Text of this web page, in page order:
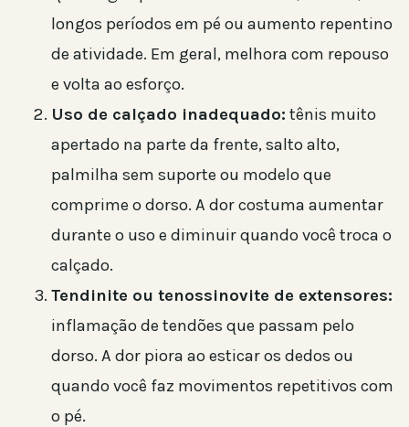
longos períodos em pé ou aumento repentino
de atividade. Em geral, melhora com repouso
e volta ao esforço.
Uso de calçado inadequado: tênis muito
apertado na parte da frente, salto alto,
palmilha sem suporte ou modelo que
comprime o dorso. A dor costuma aumentar
durante o uso e diminuir quando você troca o
calçado.
Tendinite ou tenossinovite de extensores:
inflamação de tendões que passam pelo
dorso. A dor piora ao esticar os dedos ou
quando você faz movimentos repetitivos com
o pé.